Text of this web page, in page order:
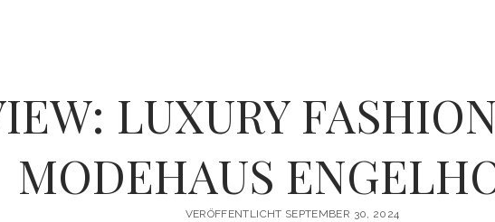
LUXURY
MODEHAUS
VERÖFFENTLICHT SEPTEMBER 30, 2024